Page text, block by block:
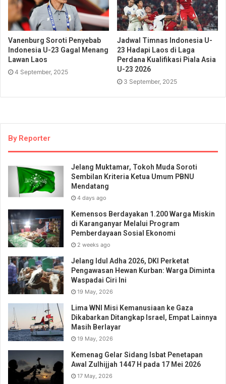
Vanenburg Soroti Penyebab
Indonesia U-23 Gagal Menang
Lawan Laos
4 September, 2025
Jadwal Timnas Indonesia U-
23 Hadapi Laos di Laga
Perdana Kualifikasi Piala Asia
U-23 2026
3 September, 2025
By Reporter
Jelang Muktamar, Tokoh Muda Soroti
Sembilan Kriteria Ketua Umum PBNU
Mendatang
4 days ago
Kemensos Berdayakan 1.200 Warga Miskin
di Karanganyar Melalui Program
Pemberdayaan Sosial Ekonomi
2 weeks ago
Jelang Idul Adha 2026, DKI Perketat
Pengawasan Hewan Kurban: Warga Diminta
Waspadai Ciri Ini
19 May, 2026
Lima WNI Misi Kemanusiaan ke Gaza
Dikabarkan Ditangkap Israel, Empat Lainnya
Masih Berlayar
19 May, 2026
Kemenag Gelar Sidang Isbat Penetapan
Awal Zulhijjah 1447 H pada 17 Mei 2026
17 May, 2026